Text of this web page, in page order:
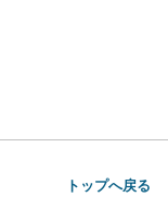
トップへ戻る